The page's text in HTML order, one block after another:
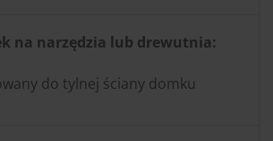
na narzędzia lub drewutnia:
do tylnej ściany domku